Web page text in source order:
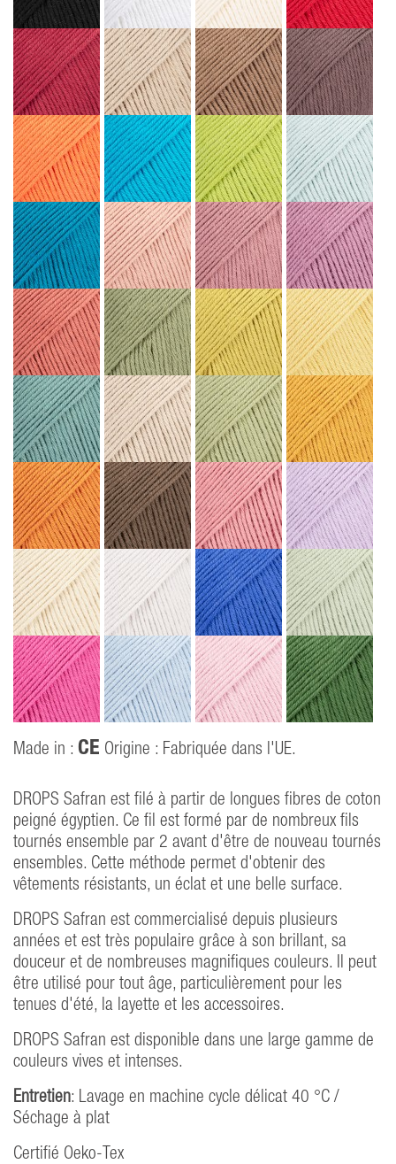
Made in : CE Origine : Fabriquée dans l'UE.
DROPS Safran est filé à partir de longues fibres de coton
peigné égyptien. Ce fil est formé par de nombreux fils
tournés ensemble par 2 avant d'être de nouveau tournés
ensembles. Cette méthode permet d'obtenir des
vêtements résistants, un éclat et une belle surface.
DROPS Safran est commercialisé depuis plusieurs
années et est très populaire grâce à son brillant, sa
douceur et de nombreuses magnifiques couleurs. Il peut
être utilisé pour tout âge, particulièrement pour les
tenues d'été, la layette et les accessoires.
DROPS Safran est disponible dans une large gamme de
couleurs vives et intenses.
Entretien: Lavage en machine cycle délicat 40 °C /
Séchage à plat
Certifié Oeko-Tex